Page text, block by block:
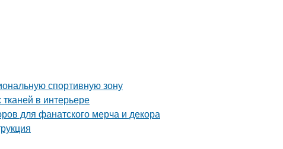
спортивную зону
в интерьере
для фанатского мерча и декора